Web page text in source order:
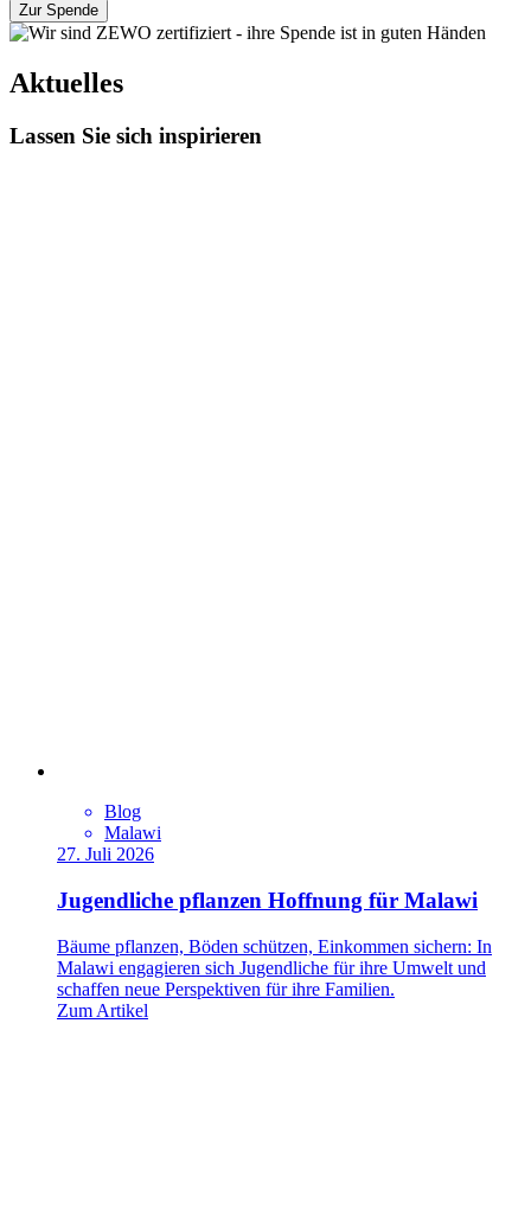
Zur Spende
Aktuelles
Lassen Sie sich inspirieren
Blog
Malawi
27. Juli 2026
Jugendliche pflanzen Hoffnung für Malawi
Bäume pflanzen, Böden schützen, Einkommen sichern: In
Malawi engagieren sich Jugendliche für ihre Umwelt und
schaffen neue Perspektiven für ihre Familien.
Zum Artikel